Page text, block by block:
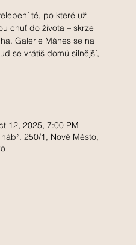
té, po které už
chuť do života – skrze
Galerie Mánes se na
se vrátíš domů silnější,
12, 2025, 7:00 PM
250/1, Nové Město,